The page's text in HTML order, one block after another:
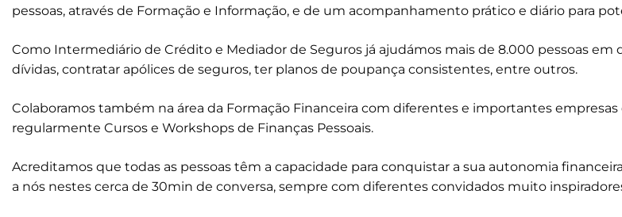
pessoas, através de Formação e Informação, e de um acompanhamento prático e diário para
Como Intermediário de Crédito e Mediador de Seguros já ajudámos mais de 8.000 pessoas
dívidas, contratar apólices de seguros, ter planos de poupança consistentes, entre outros.
Colaboramos também na área da Formação Financeira com diferentes e importantes
regularmente Cursos e Workshops de Finanças Pessoais.
Acreditamos que todas as pessoas têm a capacidade para conquistar a sua autonomia
a nós nestes cerca de 30min de conversa, sempre com diferentes convidados muito